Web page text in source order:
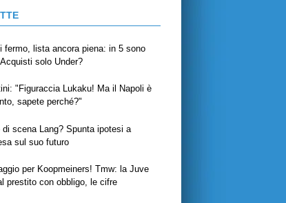
fermo, lista ancora piena: in 5 sono
solo Under?
"Figuraccia Lukaku! Ma il Napoli è
sapete perché?"
di scena Lang? Spunta ipotesi a
sul suo futuro
per Koopmeiners! Tmw: la Juve
prestito con obbligo, le cifre